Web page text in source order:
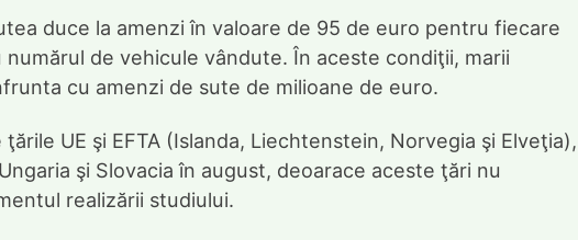
duce la amenzi în valoare de 95 de euro pentru fiecare
de vehicule vândute. În aceste condiţii, marii
cu amenzi de sute de milioane de euro.
UE şi EFTA (Islanda, Liechtenstein, Norvegia şi Elveţia),
şi Slovacia în august, deoarace aceste ţări nu
realizării studiului.